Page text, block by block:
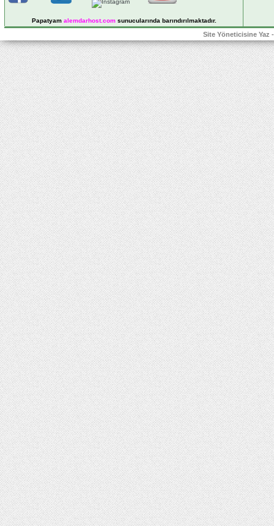
Papatyam alemdarhost.comsunucularında barındırılmaktadır.
Site Yöneticisine Yaz